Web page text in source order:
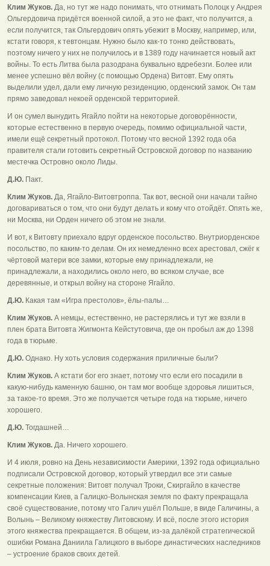
Клим Жуков. Да, но тут же надо понимать, что отнимать Полоцк у Андрея
Ольгердовича придётся военной силой, а это не факт, что получится, а
если получится, так Ольгердович опять убежит в Москву, например, или,
кстати говоря, к тевтонцам. Нужно было как-то тонко действовать,
поэтому ничего у них не получилось и в 1389 году начинается новый акт
войны. То есть Литва была разодрана буквально вдребезги. Более или
менее успешно вёл войну (с помощью Ордена) Витовт. Ему опять
выделили удел, дали ему личную резиденцию, орденский замок. Он там
прямо заведовал некоей орденской территорией.
И он сумел вынудить Ягайло пойти на некоторые договорённости,
которые естественно в первую очередь, помимо официальной части,
имели ещё секретный протокол. Потому что весной 1392 года оба
правителя стали готовить секретный Островской договор по названию
местечка Островно около Лиды.
Д.Ю. Пакт.
Клим Жуков. Да, Ягайло-Витовтроппа. Так вот, весной они начали тайно
договариваться о том, что они будут делать и кому что отойдёт. Опять же,
ни Москва, ни Орден ничего об этом не знали.
И вот, к Витовту приехало вдруг орденское посольство. Внутриорденское
посольство, по каким-то делам. Он их немедленно всех арестовал, сжёг к
чёртовой матери все замки, которые ему принадлежали, не
принадлежали, а находились около него, во всяком случае, все
деревянные, и открыл войну на стороне Ягайло.
Д.Ю. Какая там «Игра престолов», ёлы-палы…
Клим Жуков. А немцы, естественно, не растерялись и тут же взяли в
плен брата Витовта Жигмонта Кейстутовича, где он пробыл аж до 1398
года в тюрьме.
Д.Ю. Однако. Ну хоть условия содержания приличные были?
Клим Жуков. А кстати бог его знает, потому что если его посадили в
какую-нибудь каменную башню, он там мог вообще здоровья лишиться,
за такое-то время. Это же получается четыре года на тюрьме, ничего
хорошего.
Д.Ю. Тогдашней…
Клим Жуков. Да. Ничего хорошего.
И 4 июля, ровно на День независимости Америки, 1392 года официально
подписали Островской договор, который утвердил все эти самые
секретные положения: Витовт получал Троки, Скиргайло в качестве
компенсации Киев, а Галицко-Волынская земля по факту прекращала
своё существование, потому что Галич ушёл Польше, в виде Галичины, а
Волынь – Великому княжеству Литовскому. И всё, после этого история
этого княжества прекращается. В общем, из-за далёкой стратегической
ошибки Романа Даниила Галицкого в выборе династических наследников
– устроение браков своих детей.